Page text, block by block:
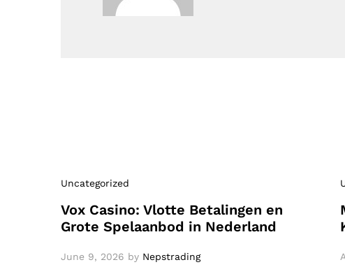
Uncategorized
Vox Casino: Vlotte Betalingen en
Grote Spelaanbod in Nederland
June 9, 2026 by Nepstrading